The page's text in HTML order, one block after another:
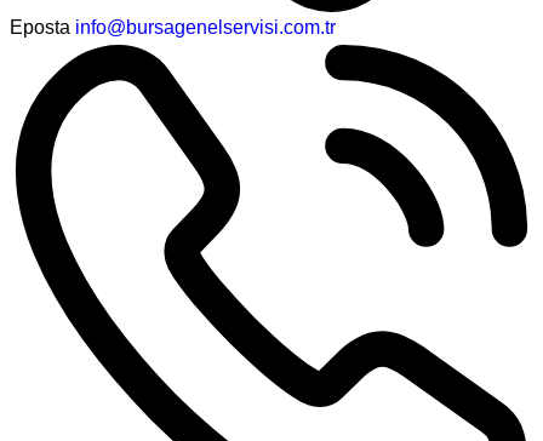
Eposta info@bursagenelservisi.com.tr